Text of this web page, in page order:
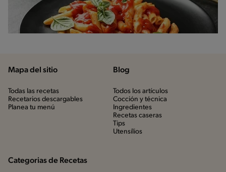
Mapa del sitio
Todas las recetas
Recetarios descargables
Planea tu menú
Blog
Todos los artículos
Cocción y técnica
Ingredientes
Recetas caseras
Tips
Utensílios
Categorias de Recetas